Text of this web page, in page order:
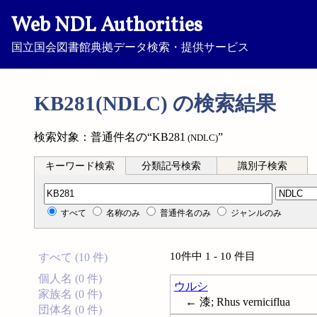
Web NDL Authorities
国立国会図書館典拠データ検索・提供サービス
KB281(NDLC) の検索結果
検索対象：普通件名の“KB281 (NDLC)”
キーワード検索 分類記号検索 識別子検索
分類記号検索
すべて 名称のみ 普通件名のみ ジャンルのみ
すべて (10 件)
個人名 (0 件)
家族名 (0 件)
団体名 (0 件)
10件中 1 - 10 件目
ウルシ
← 漆; Rhus verniciflua